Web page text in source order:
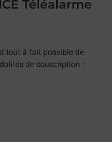
Téléalarme
tout à fait possible de
de souscription :